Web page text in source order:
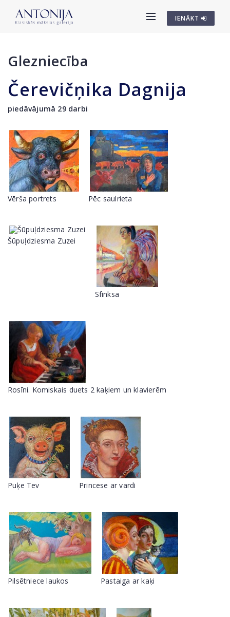
IENĀKT
Glezniecība
Čerevičņika Dagnija
piedāvājumā 29 darbi
Vērša portrets Pēc saulrieta
Šūpuļdziesma Zuzei
Sfinksa
Rosīni. Komiskais duets 2 kaķiem un klavierēm
Puķe Tev Princese ar vardi
Pilsētniece laukos Pastaiga ar kaķi